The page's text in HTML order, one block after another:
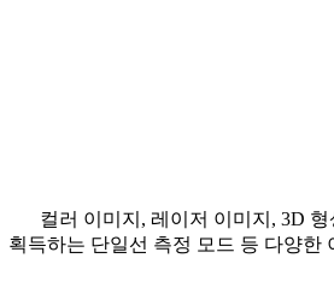
컬러 이미지, 레이저 이미지, 3D
획득하는 단일선 측정 모드 등 다양한